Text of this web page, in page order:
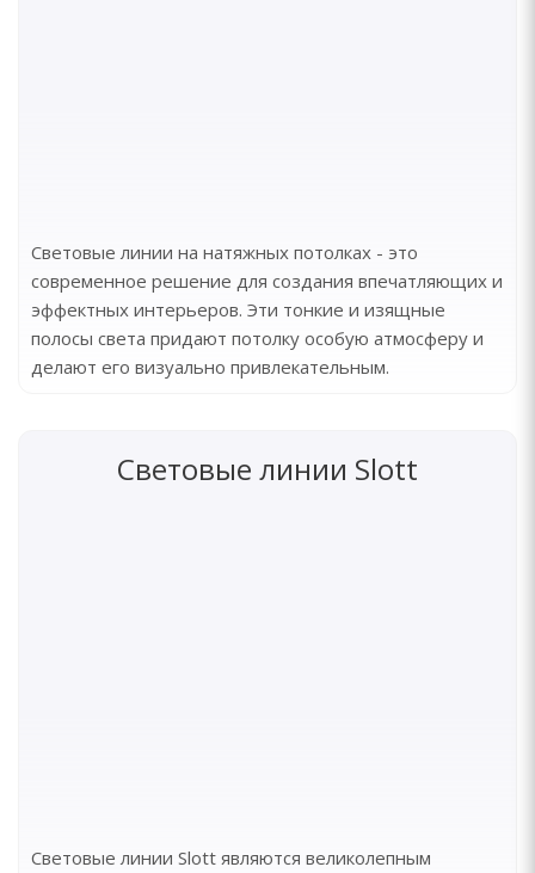
Световые линии на натяжных потолках - это
современное решение для создания впечатляющих и
эффектных интерьеров. Эти тонкие и изящные
полосы света придают потолку особую атмосферу и
делают его визуально привлекательным.
Световые линии Slott
Световые линии Slott являются великолепным